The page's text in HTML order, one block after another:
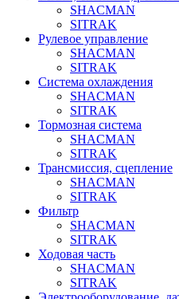
SHACMAN
SITRAK
Рулевое управление
SHACMAN
SITRAK
Система охлаждения
SHACMAN
SITRAK
Тормозная система
SHACMAN
SITRAK
Трансмиссия, сцепление
SHACMAN
SITRAK
Фильтр
SHACMAN
SITRAK
Ходовая часть
SHACMAN
SITRAK